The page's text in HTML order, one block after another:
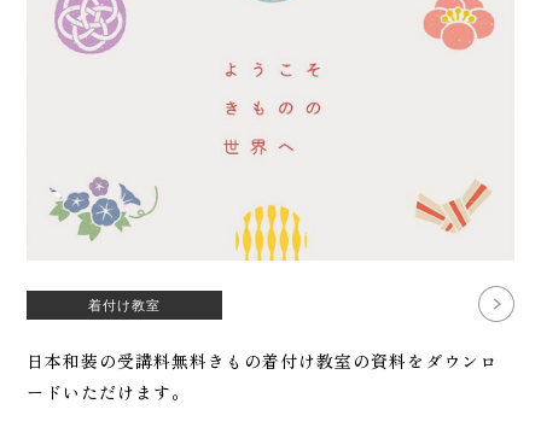
着付け教室
日本和装の受講料無料きもの着付け教室の資料をダウンロ
ードいただけます。